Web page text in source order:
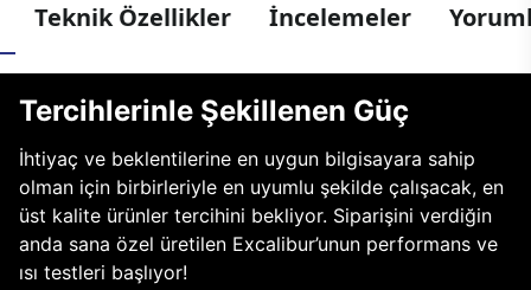
Teknik Özellikler İncelemeler
Tercihlerinle Şekillenen Güç
İhtiyaç ve beklentilerine en uygun bilgisayara sahip
olman için birbirleriyle en uyumlu şekilde çalışacak, en
üst kalite ürünler tercihini bekliyor. Siparişini verdiğin
anda sana özel üretilen Excalibur’unun performans ve
ısı testleri başlıyor!